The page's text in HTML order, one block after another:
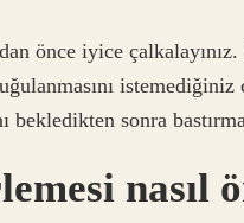
önce iyice
istemediğiniz
bekledikten sonra
nasıl